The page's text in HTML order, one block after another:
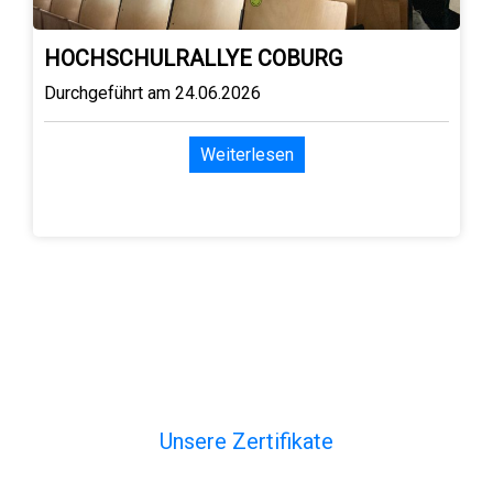
HOCHSCHULRALLYE COBURG
Durchgeführt am 24.06.2026
Weiterlesen
Unsere Zertifikate